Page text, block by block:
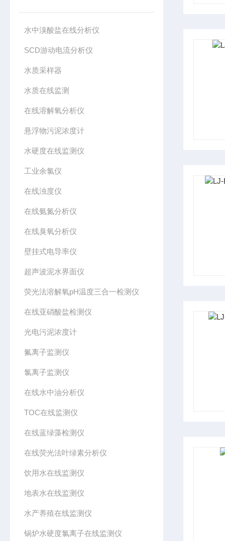
水中溴酸盐在线分析仪
SCD游动电流分析仪
水质采样器
水质在线监测
在线溶解氧分析仪
悬浮物污泥浓度计
水硬度在线监测仪
工业余氯仪
在线浊度仪
在线氨氮分析仪
在线臭氧分析仪
壁挂式电导率仪
超声波泥水界面仪
荧光法溶解氧pH温度三合一检测仪
在线亚硝酸盐检测仪
光电污泥浓度计
氟离子监测仪
氯离子监测仪
在线水中油分析仪
TOC在线监测仪
在线蓝绿藻检测仪
在线荧光法叶绿素分析仪
饮用水在线监测仪
地表水在线监测仪
水产养殖在线监测仪
锅炉水硬度氯离子在线监测仪